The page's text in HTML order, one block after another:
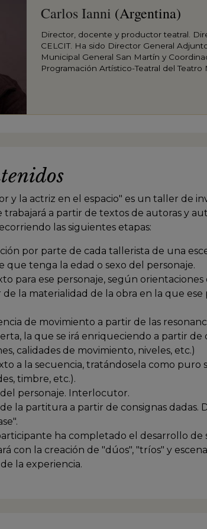
Carlos Ianni (Argentina)
Director, docente y productor teatral.
CELCIT. Ha sido Director General
Municipal General San Martín y
Programación Artístico-Teatral del Teatro
Cervantes. Ha dirigido las siete
Internacional de Nuevas Tendencias
Movida y los eventos especiales de
teatrales iberoamericanos.
y la actriz en el espacio" es un taller de
trabajará a partir de textos de autoras y
las siguientes etapas:
por parte de cada tallerista de una
que tenga la edad o sexo del personaje.
para ese personaje, según orientaciones
la materialidad de la obra en la que ese
de movimiento a partir de las
la que se irá enriqueciendo a partir de
calidades de movimiento, niveles, etc.)
a la secuencia, tratándosela como puro
timbre, etc.).
personaje. Interlocutor.
la partitura a partir de consignas dadas.
ha completado el desarrollo de
con la creación de "dúos", "tríos" y
la experiencia.